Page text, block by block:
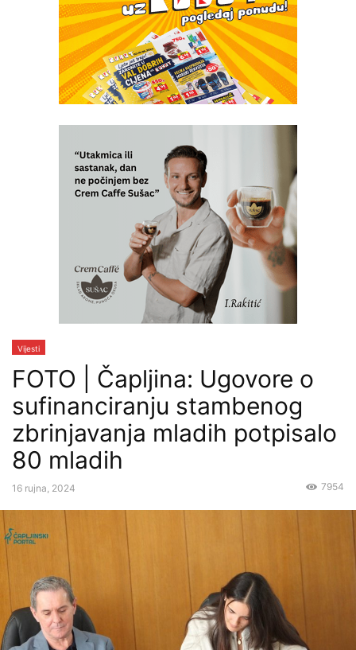
Vijesti
FOTO | Čapljina: Ugovore o
sufinanciranju stambenog
zbrinjavanja mladih potpisalo
80 mladih
16 rujna, 2024 7954